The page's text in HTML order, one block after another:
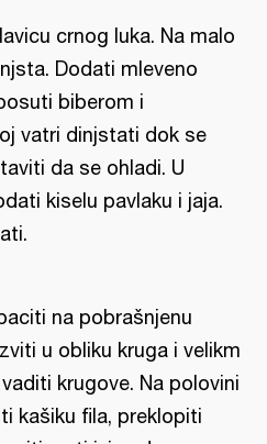
crnog luka. Na malo
Dodati mleveno
biberom i
vatri dinjstati dok se
da se ohladi. U
kiselu pavlaku i jaja.
na pobrašnjenu
u obliku kruga i velikm
krugove. Na polovini
kašiku fila, preklopiti